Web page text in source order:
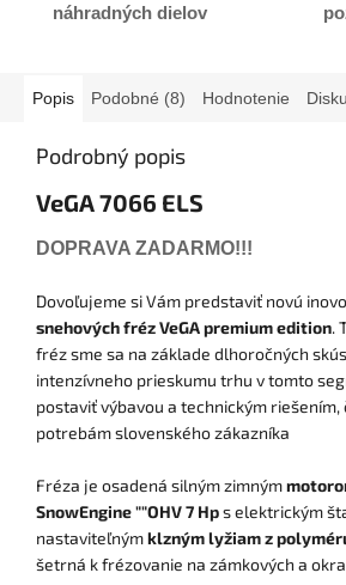
náhradných dielov
Popis Podobné (8) Hodnotenie
Podrobný popis
VeGA 7066 ELS
DOPRAVA ZADARMO!!!
Dovoľujeme si Vám predstaviť novú
snehových fréz VeGA premium edition.
fréz sme sa na základe dlhoročných
intenzívneho prieskumu trhu v tomto
postaviť výbavou a technickým riešením,
potrebám slovenského zákazníka
Fréza je osadená silným zimným
SnowEngine ""OHV 7 Hps elektrickým
nastaviteľnýmklzným lyžiam z
šetrná k frézovanie na zámkových a